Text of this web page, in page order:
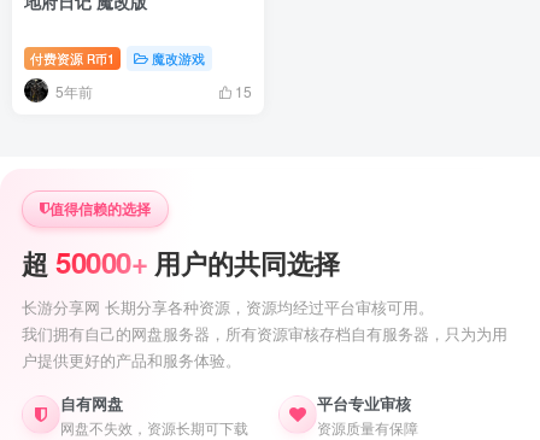
付费资源 R币1 魔改游戏
5年前 15
值得信赖的选择
超50000+ 用户的共同选择
长游分享网 长期分享各种资源，资源均经过平台审核可用。
我们拥有自己的网盘服务器，所有资源审核存档自有服务器，只为为用
户提供更好的产品和服务体验。
自有网盘
网盘不失效，资源长期可下载
平台专业审核
资源质量有保障